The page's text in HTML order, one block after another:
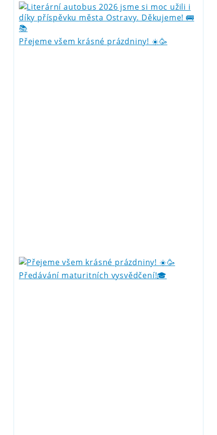
Přejeme všem krásné prázdniny! ☀️🥳
Předávání maturitních vysvědčení!🎓